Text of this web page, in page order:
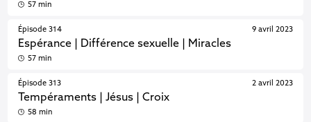
57 min
Épisode 314
Espérance | Différence sexuelle | Miracles
9 avril 2023
57 min
Épisode 313
Tempéraments | Jésus | Croix
2 avril 2023
58 min